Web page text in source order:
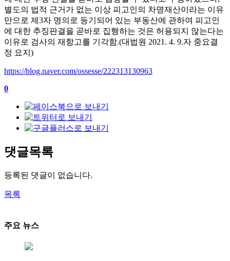
별도의 법적 근거가 없는 이상 피고인의 차명재산이라는 이유
만으로 제 3자 명의로 등기되어 있는 부동산에 관하여 피고인
에 대한 추징판결을 곧바로 집행하는 것은 허용되지 않는다는
이유로 검사의 재항고를 기각함.(대법원 2021. 4. 9.자 중요결
정 요지 )
https://blog.naver.com/ossesse/222313130963
0
댓글목록
등록된 댓글이 없습니다.
목록
주요 뉴스